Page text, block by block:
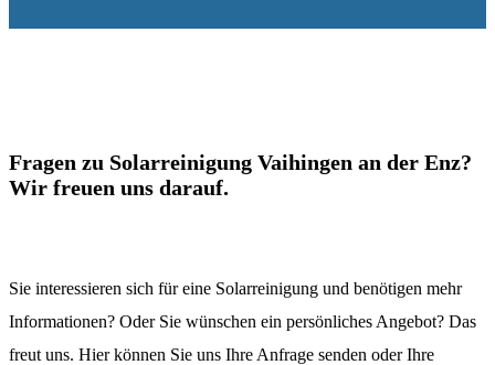
Fragen zu Solarreinigung Vaihingen an der Enz?
Wir freuen uns darauf.
Sie interessieren sich für eine Solarreinigung und benötigen mehr
Informationen? Oder Sie wünschen ein persönliches Angebot? Das
freut uns. Hier können Sie uns Ihre Anfrage senden oder Ihre